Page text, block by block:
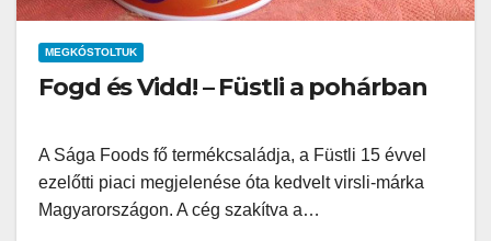
MEGKÓSTOLTUK
Fogd és Vidd! – Füstli a pohárban
A Sága Foods fő termékcsaládja, a Füstli 15 évvel
ezelőtti piaci megjelenése óta kedvelt virsli-márka
Magyarországon. A cég szakítva a…